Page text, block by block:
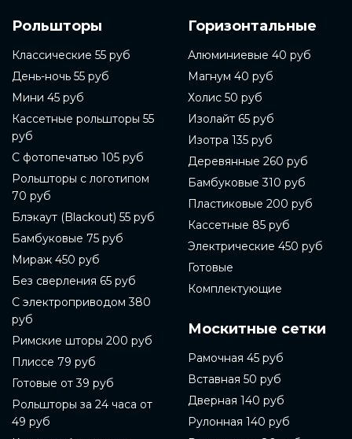
Рольшторы
Классические 55 руб
День-ночь 55 руб
Мини 45 руб
Кассетные рольшторы 55
руб
С фотопечатью 105 руб
Рольшторы с логотипом
70 руб
Блэкаут (Blackout) 55 руб
Бамбуковые 75 руб
Мираж 450 руб
Без сверления 65 руб
С электроприводом 380
руб
Римские шторы 200 руб
Плиссе 79 руб
Готовые от 39 руб
Рольшторы за 24 часа от
49 руб
Горизонтальные
Алюминиевые 40 руб
Магнум 40 руб
Холис 50 руб
Изолайт 65 руб
Изотра 135 руб
Деревянные 260 руб
Бамбуковые 310 руб
Пластиковые 200 руб
Кассетные 85 руб
Электрические 450 руб
Готовые
Комплектующие
Москитные сетки
Рамочная 45 руб
Вставная 50 руб
Дверная 140 руб
Рулонная 140 руб